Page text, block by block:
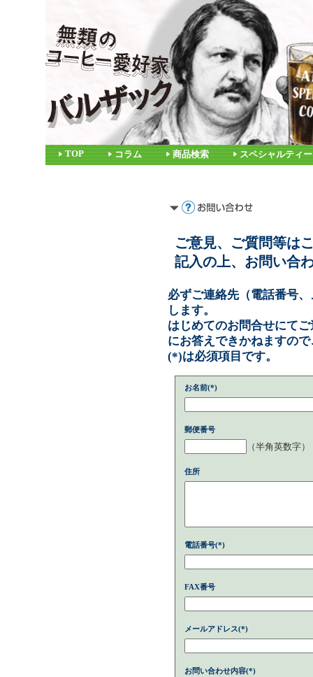
TOP コラム 商品検索 スペシャルティ
ご意見、ご質問等は
記入の上、お問い合
必ずご連絡先（電話番号
します。
はじめてのお問合せにて
にお答えできかねますの
(*)は必須項目です。
お名前(*)
郵便番号
（半角英数字）
住所
電話番号(*)
FAX番号
メールアドレス(*)
お問い合わせ内容(*)